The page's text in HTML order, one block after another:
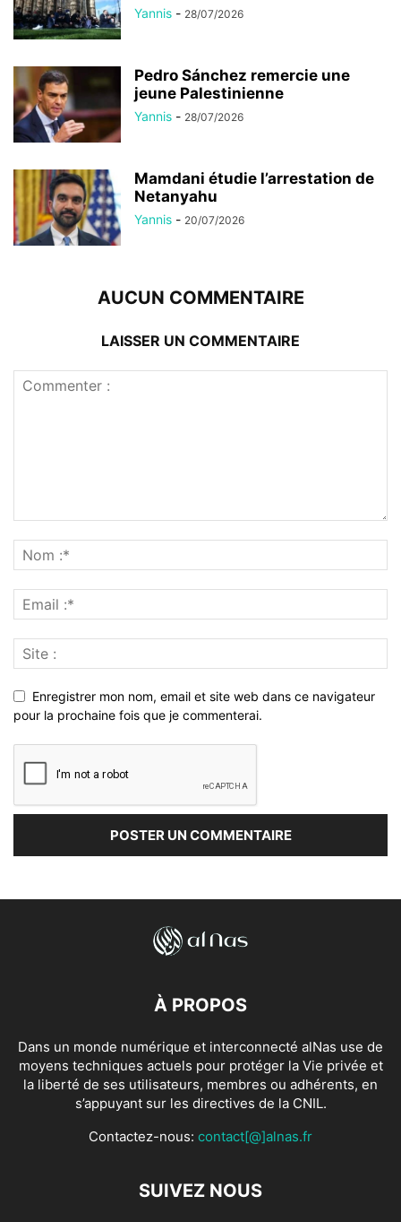
Yannis - 28/07/2026
Pedro Sánchez remercie une
jeune Palestinienne
Yannis - 28/07/2026
Mamdani étudie l’arrestation de
Netanyahu
Yannis - 20/07/2026
AUCUN COMMENTAIRE
LAISSER UN COMMENTAIRE
Enregistrer mon nom, email et site web dans ce navigateur
pour la prochaine fois que je commenterai.
À PROPOS
Dans un monde numérique et interconnecté alNas use de
moyens techniques actuels pour protéger la Vie privée et
la liberté de ses utilisateurs, membres ou adhérents, en
s’appuyant sur les directives de la CNIL.
Contactez-nous: contact[@]alnas.fr
SUIVEZ NOUS